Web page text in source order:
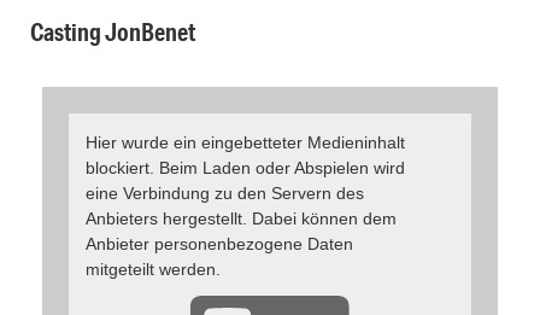
Casting JonBenet
Hier wurde ein eingebetteter Medieninhalt
blockiert. Beim Laden oder Abspielen wird
eine Verbindung zu den Servern des
Anbieters hergestellt. Dabei können dem
Anbieter personenbezogene Daten
mitgeteilt werden.